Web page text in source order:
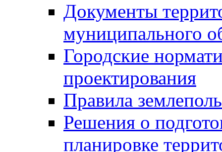
Документы
муниципального
Городские
проектирования
Правила
Решения о
планировке